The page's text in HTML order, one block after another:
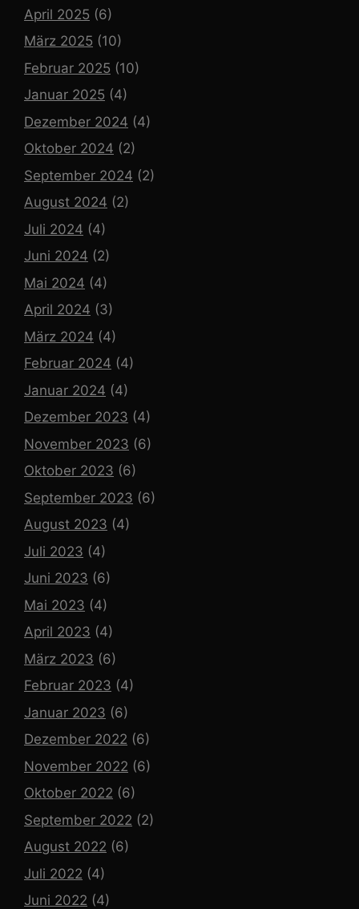
April 2025 (6)
März 2025 (10)
Februar 2025 (10)
Januar 2025 (4)
Dezember 2024 (4)
Oktober 2024 (2)
September 2024 (2)
August 2024 (2)
Juli 2024 (4)
Juni 2024 (2)
Mai 2024 (4)
April 2024 (3)
März 2024 (4)
Februar 2024 (4)
Januar 2024 (4)
Dezember 2023 (4)
November 2023 (6)
Oktober 2023 (6)
September 2023 (6)
August 2023 (4)
Juli 2023 (4)
Juni 2023 (6)
Mai 2023 (4)
April 2023 (4)
März 2023 (6)
Februar 2023 (4)
Januar 2023 (6)
Dezember 2022 (6)
November 2022 (6)
Oktober 2022 (6)
September 2022 (2)
August 2022 (6)
Juli 2022 (4)
Juni 2022 (4)